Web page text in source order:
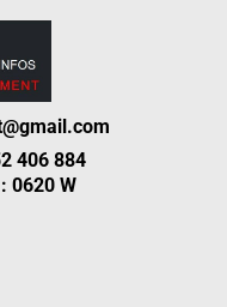
406 884
0620 W